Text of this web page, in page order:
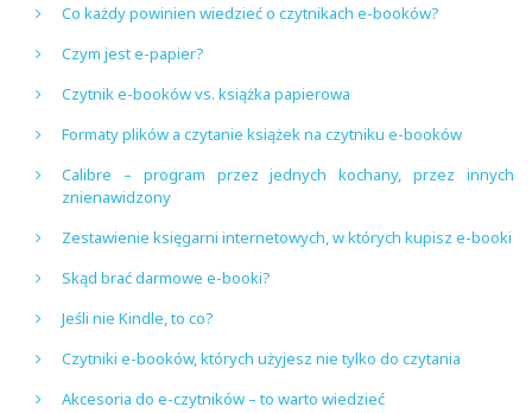
Co każdy powinien wiedzieć o czytnikach e-booków?
Czym jest e-papier?
Czytnik e-booków vs. książka papierowa
Formaty plików a czytanie książek na czytniku e-booków
Calibre – program przez jednych kochany, przez innych
znienawidzony
Zestawienie księgarni internetowych, w których kupisz e-booki
Skąd brać darmowe e-booki?
Jeśli nie Kindle, to co?
Czytniki e-booków, których użyjesz nie tylko do czytania
Akcesoria do e-czytników – to warto wiedzieć